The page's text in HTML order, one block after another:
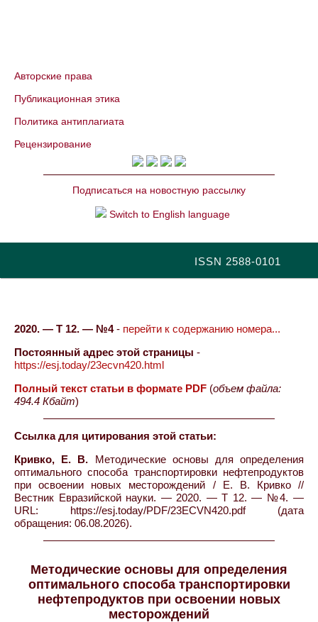
Авторские права
Публикационная этика
Политика антиплагиата
Рецензирование
Подписаться на новостную рассылку
Switch to English language
ISSN 2588-0101
2020. — Т 12. — №4- перейти к содержанию номера...
Постоянный адрес этой страницы -
https://esj.today/23ecvn420.html
Полный текст статьи в формате PDF (объем файла:
494.4 Кбайт)
Ссылка для цитирования этой статьи:
Кривко, Е. В. Методические основы для определения
оптимального способа транспортировки нефтепродуктов
при освоении новых месторождений / Е. В. Кривко //
Вестник Евразийской науки. — 2020. — Т 12. — №4. —
URL: https://esj.today/PDF/23ECVN420.pdf (дата
обращения: 06.08.2026).
Методические основы для определения
оптимального способа транспортировки
нефтепродуктов при освоении новых
месторождений